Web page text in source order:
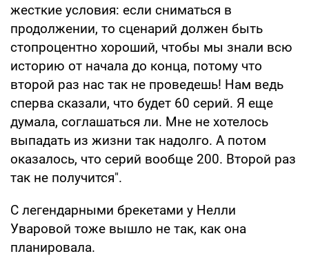
жесткие условия: если сниматься в
продолжении, то сценарий должен быть
стопроцентно хороший, чтобы мы знали всю
историю от начала до конца, потому что
второй раз нас так не проведешь! Нам ведь
сперва сказали, что будет 60 серий. Я еще
думала, соглашаться ли. Мне не хотелось
выпадать из жизни так надолго. А потом
оказалось, что серий вообще 200. Второй раз
так не получится".
С легендарными брекетами у Нелли
Уваровой тоже вышло не так, как она
планировала.